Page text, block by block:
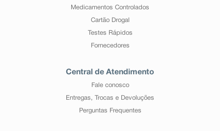
Medicamentos Controlados
Cartão Drogal
Testes Rápidos
Fornecedores
Central de Atendimento
Fale conosco
Entregas, Trocas e Devoluções
Perguntas Frequentes